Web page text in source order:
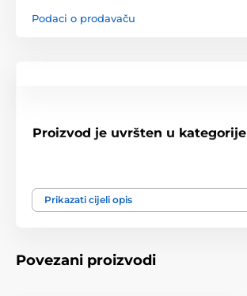
Podaci o prodavaču
Proizvod je uvršten u kategorije
Prikazati cijeli opis
Povezani proizvodi